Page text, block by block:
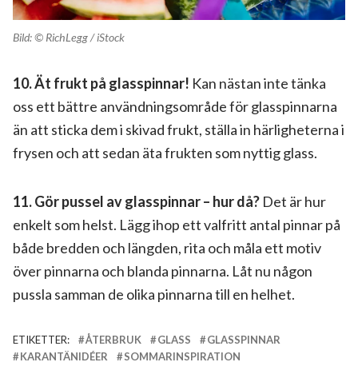
Bild: © RichLegg / iStock
10.Ät frukt på glasspinnar! Kan nästan inte tänka
oss ett bättre användningsområde för glasspinnarna
än att sticka dem i skivad frukt, ställa in härligheterna i
frysen och att sedan äta frukten som nyttig glass.
11. Gör pussel av glasspinnar – hur då? Det är hur
enkelt som helst. Lägg ihop ett valfritt antal pinnar på
både bredden och längden, rita och måla ett motiv
över pinnarna och blanda pinnarna. Låt nu någon
pussla samman de olika pinnarna till en helhet.
ETIKETTER: ÅTERBRUK GLASS
GLASSPINNAR
KARANTÄNIDÉER
SOMMARINSPIRATION